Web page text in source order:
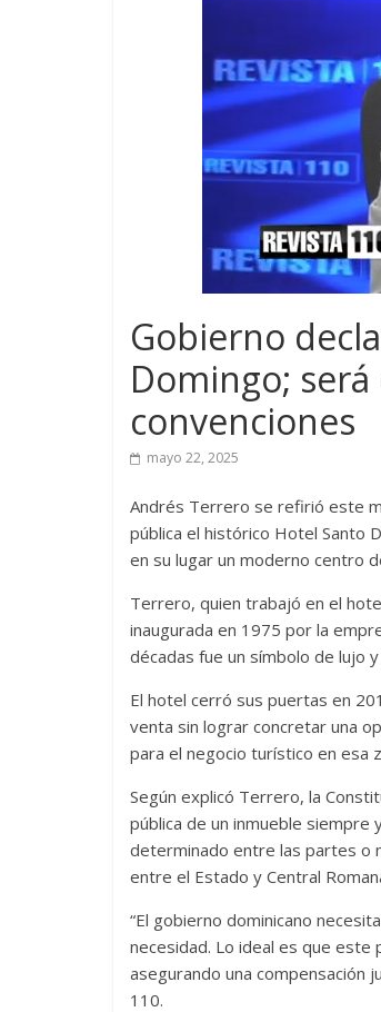
Gobierno
Domingo;
convenciones
mayo 22, 2025
Andrés Terrero se refirió este
pública el histórico Hotel Santo
en su lugar un moderno centro
Terrero, quien trabajó en el
inaugurada en 1975 por la
décadas fue un símbolo de lujo
El hotel cerró sus puertas en
venta sin lograr concretar una
para el negocio turístico en esa
Según explicó Terrero, la
pública de un inmueble siempre
determinado entre las partes o
entre el Estado y Central
“El gobierno dominicano
necesidad. Lo ideal es que este
asegurando una compensación
110.